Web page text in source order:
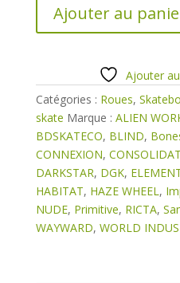
101A
Ajouter au
Ajouter
Catégories : Roues,
skate Marque : ALIEN
BDSKATECO, BLIND,
CONNEXION,
DARKSTAR, DGK,
HABITAT, HAZE WHEEL,
NUDE, Primitive, RICTA,
WAYWARD, WORLD